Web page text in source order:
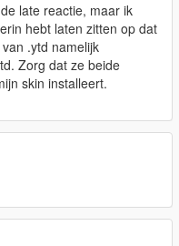
late reactie, maar ik
hebt laten zitten op dat
.ytd namelijk
Zorg dat ze beide
skin installeert.